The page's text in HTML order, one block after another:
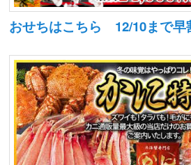
おせちはこちら 12/10まで早